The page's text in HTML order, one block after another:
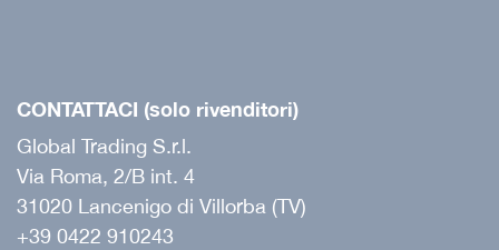
CONTATTACI (solo rivenditori)
Global Trading S.r.l.
Via Roma, 2/B int. 4
31020 Lancenigo di Villorba (TV)
+39 0422 910243